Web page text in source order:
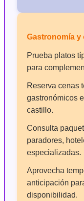
Gastronomía y
Prueba platos
para
Reserva cenas
gastronómicos
castillo.
Consulta
paradores,
especializadas.
Aprovecha
anticipación
disponibilidad.